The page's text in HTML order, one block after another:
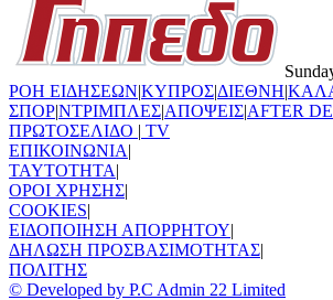
ΡΟΗ ΕΙΔΗΣΕΩΝ|ΚΥΠΡΟΣ|ΔΙΕΘΝΗ|
ΣΠΟΡ|ΝΤΡΙΜΠΛΕΣ|ΑΠΟΨΕΙΣ|AFTER
ΠΡΩΤΟΣΕΛΙΔΟ | TV
ΕΠΙΚΟΙΝΩΝΙΑ|
TAYTOTHTA|
ΟΡΟΙ ΧΡΗΣΗΣ|
COOKIES|
ΕΙΔΟΠΟΙΗΣΗ ΑΠΟΡΡΗΤΟΥ|
ΔΗΛΩΣΗ ΠΡΟΣΒΑΣΙΜΟΤΗΤΑΣ|
ΠΟΛΙΤΗΣ
© Developed by P.C Admin 22 Limited